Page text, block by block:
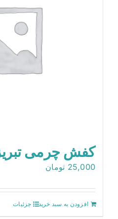
کفش چرمی
25,000 تومان
افزودن به سبد خرید جزئیات